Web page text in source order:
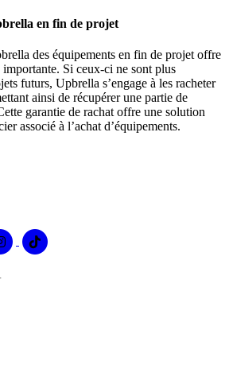
en fin de projet
des équipements en fin de projet offre
Si ceux-ci ne sont plus
futurs, Upbrella s’engage à les racheter
ainsi de récupérer une partie de
garantie de rachat offre une solution
associé à l’achat d’équipements.